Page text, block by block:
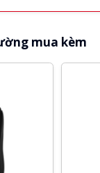
mua kèm